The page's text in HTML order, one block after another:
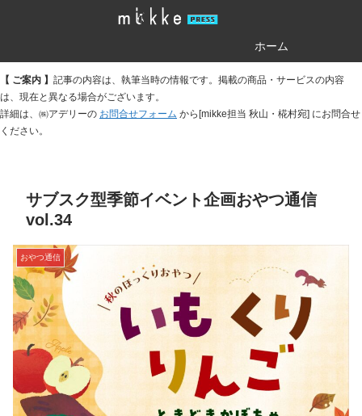
ホーム
【 ご案内 】 記事の内容は、執筆当時の情報です。掲載の商品・サービスの内容
は、現在と異なる場合がございます。
詳細は、㈱アデリーの お問合せフォーム から[mikke担当 秋山・椛村宛] にお問合せ
ください。
サブスク型季節イベント企画おやつ通信
vol.34
おやつ通信